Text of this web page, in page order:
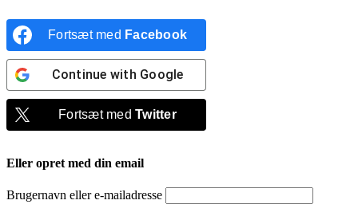
Fortsæt med Facebook
Continue with Google
Fortsæt medTwitter
Eller opret med din email
Brugernavn eller e-mailadresse